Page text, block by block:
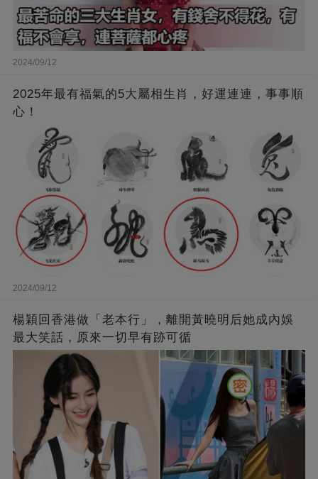
2024/09/12
2025年最有福氣的5大屬相生肖，好運連連，事事順
心！
2024/09/12
楊穎回香港做「老本行」，離開黃曉明后她成內娛
最大笑話，原來一切早有跡可循